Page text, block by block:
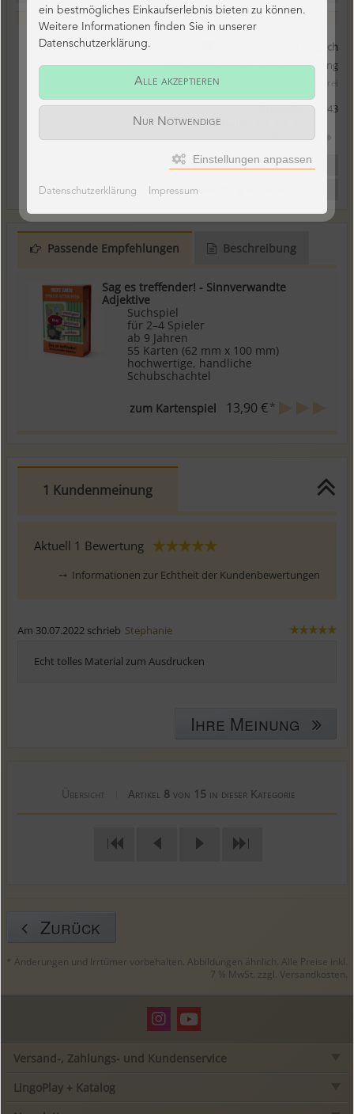
Download sofort möglich
Freischaltung nach Zahlungseingang
* inkl. 7 % MwSt. / versandkostenfrei
Artikel-Nr.:
5643
1 Bewertung:
Jetzt lesen
Frage zu Artikel
Bewertung schreiben
Passende Empfehlungen Beschreibung
Sag es treffender! - Sinnverwandte
Adjektive
Suchspiel
für 2–4 Spieler
ab 9 Jahren
55 Karten (62 mm x 100 mm)
hochwertige, handliche
Schubschachtel
zum Kartenspiel 13,90 €*
1 Kundenmeinung
Aktuell 1 Bewertung
⤍ Informationen zur Echtheit der Kundenbewertungen
Am 30.07.2022 schrieb Stephanie
Echt tolles Material zum Ausdrucken
Ihre Meinung
Übersicht Artikel 8von 15in dieser Kategorie
| |
Zurück
* Änderungen und Irrtümer vorbehalten. Abbildungen ähnlich. Alle Preise inkl.
7 % MwSt. zzgl. Versandkosten.
Versand-, Zahlungs- und Kundenservice
LingoPlay + Katalog
ein bestmögliches Einkaufserlebnis bieten zu können.
Weitere Informationen finden Sie in unserer
Datenschutzerklärung.
Alle akzeptieren
Nur Notwendige
Einstellungen anpassen
Datenschutzerklärung Impressum